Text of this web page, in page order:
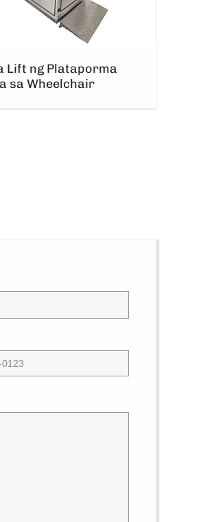
Lift ng Plataporma
sa Wheelchair